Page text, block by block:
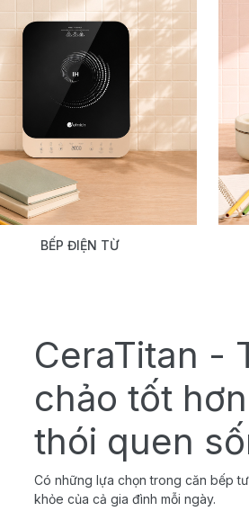
BẾP ĐIỆN TỪ
CeraTitan -
chảo tốt
thói quen
Có những lựa chọn trong căn bếp
khỏe của cả gia đình mỗi ngày.